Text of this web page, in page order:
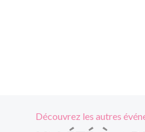
Découvrez les autres